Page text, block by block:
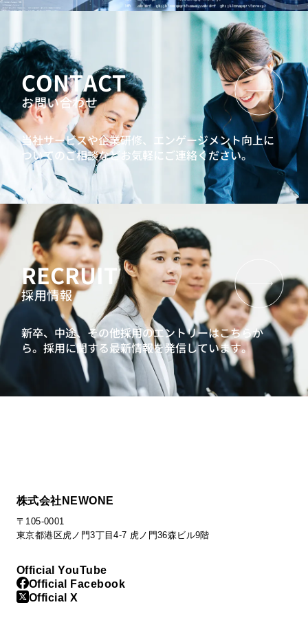
CONTACT
お問い合わせ
当社サービスや企業研修、エンゲージメント向上に
ついてのご相談などお気軽にご連絡ください。
RECRUIT
採用情報
新卒、中途、その他採用のエントリーはこちらか
ら。採用に関する最新情報を発信しています。
株式会社NEWONE
〒105-0001
東京都港区虎ノ門3丁目4-7 虎ノ門36森ビル9階
Official YouTube
Official Facebook
Official X